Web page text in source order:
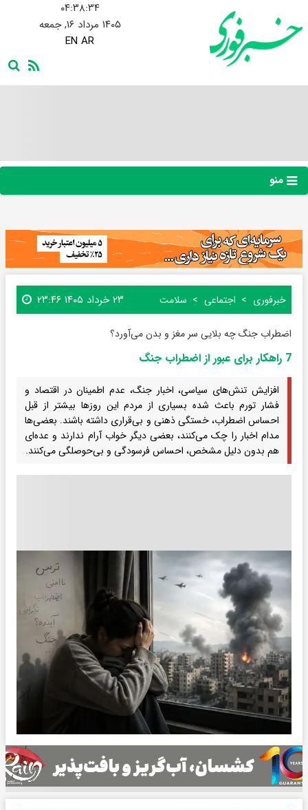
۰۴:۳۸:۳۵
۱۴۰۵ مرداد ۱۶, جمعه
EN AR
منو
خبرفوری اجتماعی سلامت ۲۳ خرداد ۱۴۰۵ ۲۳:۴۶
اضطراب جنگ چه بلایی سر مغز و بدن می‌آورد؟
7 راهکار برای عبور از اضطراب جنگ
افزایش تنش‌های سیاسی، اخبار جنگ، عدم اطمینان در اقتصاد و
فشار تورم باعث شده بسیاری از مردم این روزها بیشتر از قبل
احساس اضطراب، خستگی ذهنی و بی‌قراری داشته باشند. بعضی‌ها
مدام اخبار را چک می‌کنند، بعضی دیگر خواب آرام ندارند و عده‌ای
هم بدون دلیل مشخص، احساس فرسودگی و بی‌حوصلگی می‌کنند.